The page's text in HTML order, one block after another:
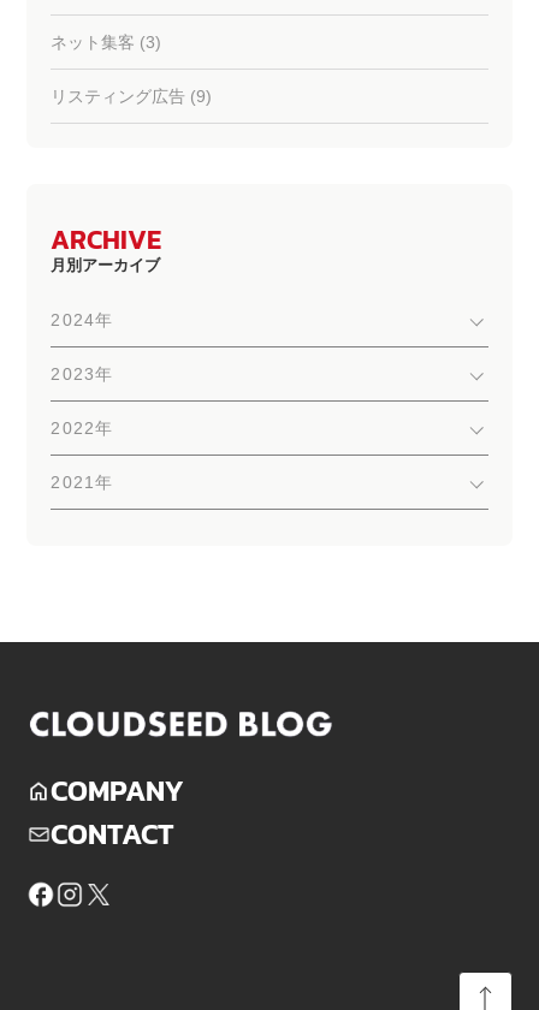
ネット集客 (3)
リスティング広告 (9)
ARCHIVE
月別アーカイブ
2024年
2023年
2022年
2021年
COMPANY
CONTACT